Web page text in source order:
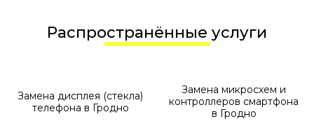
Распространённые услуги
Замена дисплея (стекла)
телефона в Гродно
Замена микросхем и
контроллеров смартфона
в Гродно